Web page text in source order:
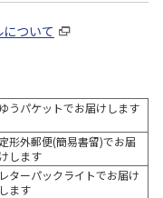
ついて
ゆうパケットでお届けします
定形外郵便(簡易書留)でお届
けします
レターパックライトでお届け
します